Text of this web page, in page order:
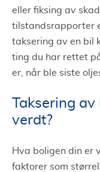
eller fiksing av
tilstandsrapporter
taksering av en bil
ting du har rettet
er, når ble siste
Taksering
verdt?
Hva boligen din er
faktorer som